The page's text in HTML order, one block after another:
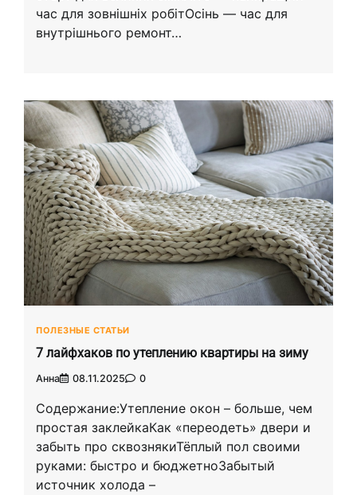
час для зовнішніх робітОсінь — час для
внутрішнього ремонт…
ПОЛЕЗНЫЕ СТАТЬИ
7 лайфхаков по утеплению квартиры на зиму
Анна 08.11.2025 0
Содержание:Утепление окон – больше, чем
простая заклейкаКак «переодеть» двери и
забыть про сквознякиТёплый пол своими
руками: быстро и бюджетноЗабытый
источник холода –